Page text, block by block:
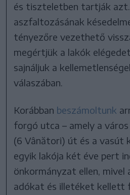
és tiszteletben tartják azt.
aszfaltozásának
tényezőre vezethető
megértjük a lakók
sajnáljuk a
válaszában.
Korábban beszámoltunk
forgó utca – amely a
(6 Vânători) út és a vasút
egyik lakója két éve pert
önkormányzat ellen, mivel
adókat és illetéket kellett